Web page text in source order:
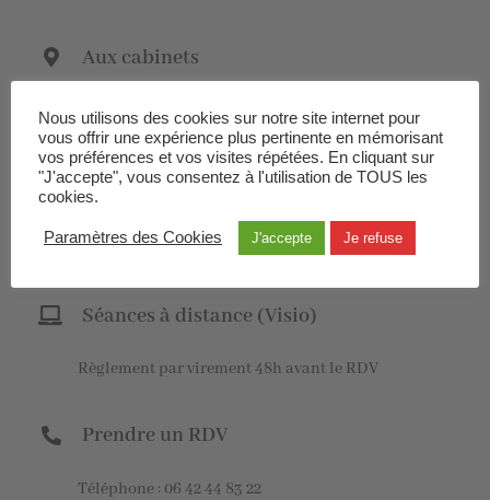
Aux cabinets
21 bis rue Michel Grimault 44110 Châteaubriant (les
lundis matins)
2 la Métairie neuve 44110 Erbray (sur la route
de Juigné les Moutiers)
Séances à distance (Visio)
Règlement par virement 48h avant le RDV
Prendre un RDV
Téléphone : 06 42 44 83 22
Nous utilisons des cookies sur notre site internet pour
vous offrir une expérience plus pertinente en mémorisant
vos préférences et vos visites répétées. En cliquant sur
"J'accepte", vous consentez à l'utilisation de TOUS les
cookies.
Paramètres des Cookies J'accepte Je refuse